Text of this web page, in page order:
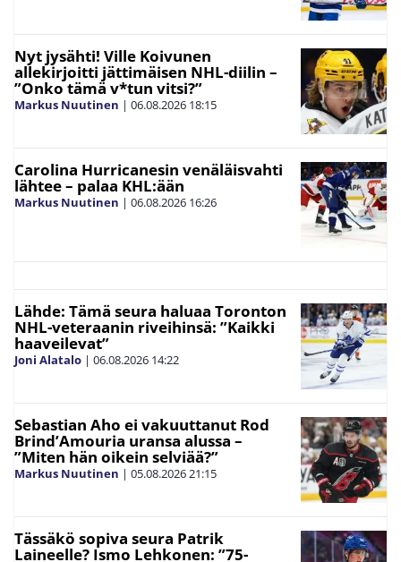
Nyt jysähti! Ville Koivunen
allekirjoitti jättimäisen NHL-diilin –
”Onko tämä v*tun vitsi?”
Markus Nuutinen | 06.08.2026 18:15
Carolina Hurricanesin venäläisvahti
lähtee – palaa KHL:ään
Markus Nuutinen | 06.08.2026 16:26
Lähde: Tämä seura haluaa Toronton
NHL-veteraanin riveihinsä: ”Kaikki
haaveilevat”
Joni Alatalo | 06.08.2026 14:22
Sebastian Aho ei vakuuttanut Rod
Brind’Amouria uransa alussa –
”Miten hän oikein selviää?”
Markus Nuutinen | 05.08.202621:15
Tässäkö sopiva seura Patrik
Laineelle? Ismo Lehkonen: ”75-